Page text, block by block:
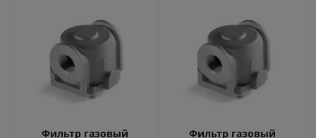
Фильтр газовый Фильтр газовый